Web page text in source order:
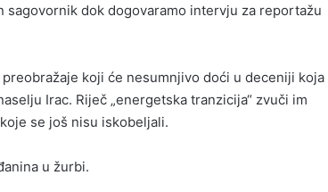
sagovornik dok dogovaramo intervju za reportažu
koji će nesumnjivo doći u deceniji koja
Irac. Riječ „energetska tranzicija“ zvuči im
se još nisu iskobeljali.
u žurbi.